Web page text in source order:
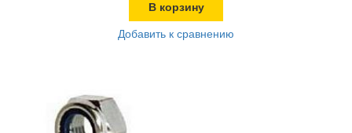
В корзину
Добавить к сравнению